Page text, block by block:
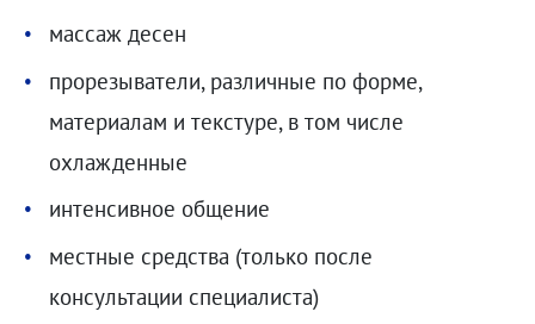
массаж десен
прорезыватели, различные по форме,
материалам и текстуре, в том числе
охлажденные
интенсивное общение
местные средства (только после
консультации специалиста)